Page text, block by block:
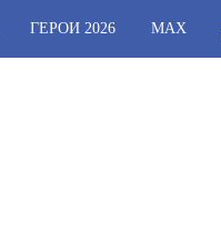
ГЕРОИ 2026 МАХ